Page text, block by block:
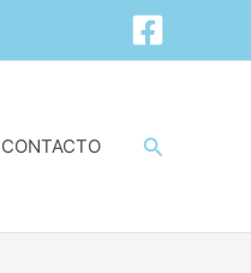
CONTACTO Buscar